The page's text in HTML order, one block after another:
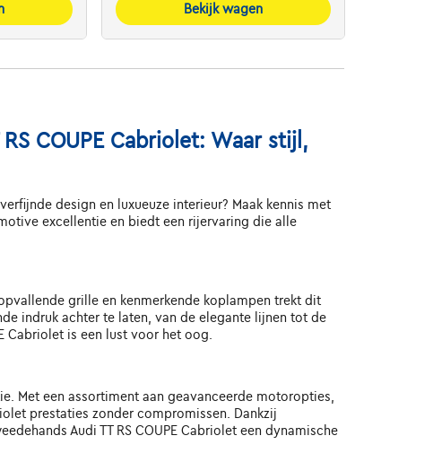
Bekijk wagen
COUPE Cabriolet: Waar stijl,
design en luxueuze interieur? Maak kennis met
excellentie en biedt een rijervaring die alle
grille en kenmerkende koplampen trekt dit
indruk achter te laten, van de elegante lijnen tot de
Cabriolet is een lust voor het oog.
Met een assortiment aan geavanceerde motoropties,
prestaties zonder compromissen. Dankzij
Audi TT RS COUPE Cabriolet een dynamische